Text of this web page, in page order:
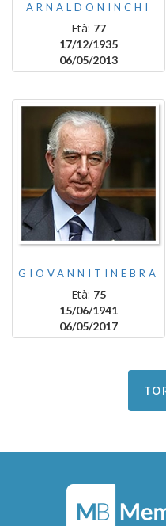
ARNALDONINCHI
Età: 77
17/12/1935
06/05/2013
GIOVANNITINEBRA
Età: 75
15/06/1941
06/05/2017